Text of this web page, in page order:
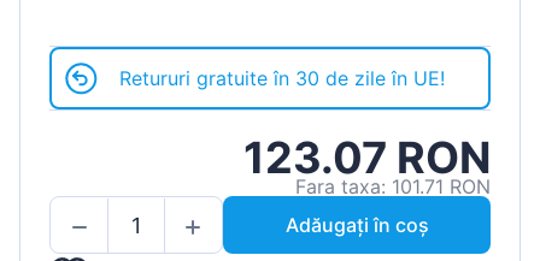
Retururi gratuite în 30 de zile în UE!
123.07 RON
Fara taxa: 101.71 RON
Adăugați în coș